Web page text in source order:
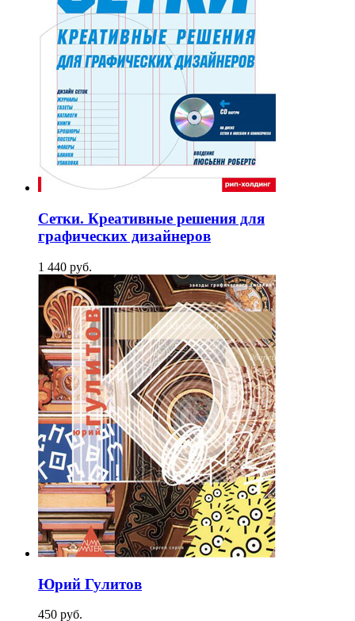
Сетки. Креативные решения для
графических дизайнеров
1 440 pуб.
Юрий Гулитов
450 pуб.